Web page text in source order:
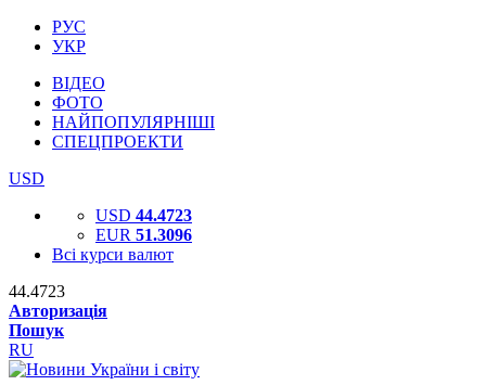
РУС
УКР
ВІДЕО
ФОТО
НАЙПОПУЛЯРНІШІ
СПЕЦПРОЕКТИ
USD
USD 44.4723
EUR 51.3096
Всі курси валют
44.4723
Авторизація
Пошук
RU